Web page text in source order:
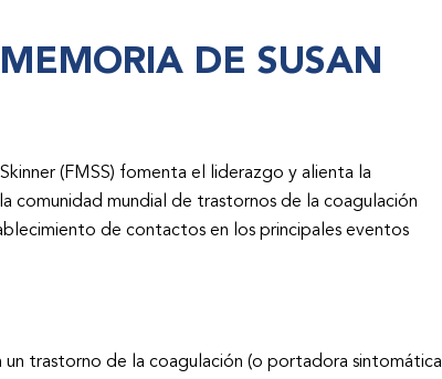
DE SUSAN
(FMSS) fomenta el liderazgo y alienta la
comunidad mundial de trastornos de la coagulación
de contactos en los principales eventos
un trastorno de la coagulación (o portadora sintomática